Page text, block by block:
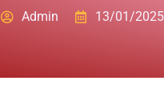
Admin 13/01/2025